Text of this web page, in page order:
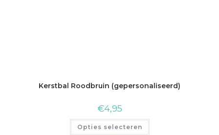
Kerstbal Roodbruin (gepersonaliseerd)
€4,95
Opties selecteren